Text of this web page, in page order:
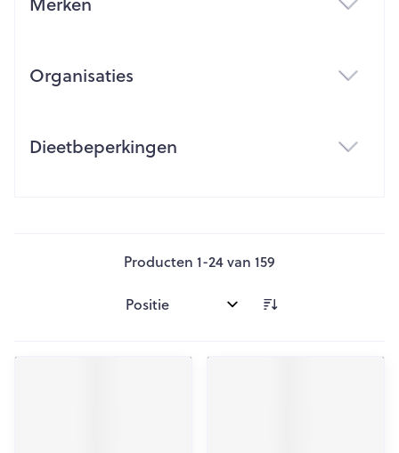
Organisaties
Dieetbeperkingen
Producten 1-24van 159
Sorteer op: